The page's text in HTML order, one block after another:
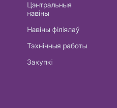
Цэнтральныя
навіны
Навіны філіялаў
Тэхнічныя работы
Закупкі